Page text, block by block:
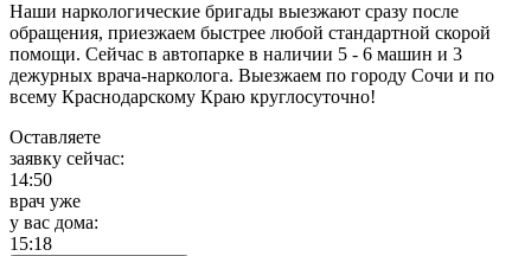
Наши наркологические бригады выезжают сразу после
обращения, приезжаем быстрее любой стандартной скорой
помощи. Сейчас в автопарке в наличии 5 - 6 машин и 3
дежурных врача-нарколога. Выезжаем по городу Сочи и по
всему Краснодарскому Краю круглосуточно!
Оставляете
заявку сейчас:
14:50
врач уже
у вас дома:
15:18